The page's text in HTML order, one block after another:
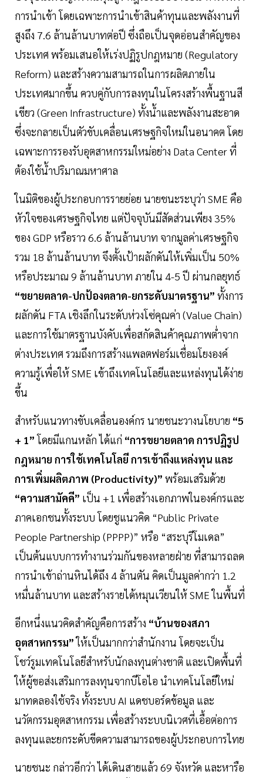
การนำเข้า โดยเฉพาะการนำเข้าสินค้าทุนและพลังงานที่
สูงถึง 7.6 ล้านล้านบาทต่อปี ซึ่งถือเป็นจุดอ่อนสำคัญของ
ประเทศ พร้อมเสนอให้เร่งปฏิรูปกฎหมาย (Regulatory
Reform) และสร้างความสามารถในการผลิตภายใน
ประเทศมากขึ้น ควบคู่กับการลงทุนในโครงสร้างพื้นฐานสี
เขียว (Green Infrastructure) ทั้งน้ำและพลังงานสะอาด
ซึ่งจะกลายเป็นตัวขับเคลื่อนเศรษฐกิจใหม่ในอนาคต โดย
เฉพาะการรองรับอุตสาหกรรมใหม่อย่าง Data Center ที่
ต้องใช้น้ำปริมาณมหาศาล
ในมิติของผู้ประกอบการรายย่อย นายชนะระบุว่า SME คือ
หัวใจของเศรษฐกิจไทย แต่ปัจจุบันมีสัดส่วนเพียง 35%
ของ GDP หรือราว 6.6 ล้านล้านบาท จากมูลค่าเศรษฐกิจ
รวม 18 ล้านล้านบาท จึงตั้งเป้าผลักดันให้เพิ่มเป็น 50%
หรือประมาณ 9 ล้านล้านบาท ภายใน 4-5 ปี ผ่านกลยุทธ์
“ขยายตลาด-ปกป้องตลาด-ยกระดับมาตรฐาน” ทั้งการ
ผลักดัน FTA เชิงลึกในระดับห่วงโซ่คุณค่า (Value Chain)
และการใช้มาตรฐานบังคับเพื่อสกัดสินค้าคุณภาพต่ำจาก
ต่างประเทศ รวมถึงการสร้างแพลตฟอร์มเชื่อมโยงองค์
ความรู้เพื่อให้ SME เข้าถึงเทคโนโลยีและแหล่งทุนได้ง่าย
ขึ้น
สำหรับแนวทางขับเคลื่อนองค์กร นายชนะวางนโยบาย “5
+ 1”โดยมีแกนหลัก ได้แก่ “การขยายตลาด การปฏิรูป
กฎหมาย การใช้เทคโนโลยี การเข้าถึงแหล่งทุน และ
การเพิ่มผลิตภาพ (Productivity)” พร้อมเสริมด้วย
“ความสามัคคี” เป็น +1 เพื่อสร้างเอกภาพในองค์กรและ
ภาคเอกชนทั้งระบบ โดยชูแนวคิด “Public Private
People Partnership (PPPP)” หรือ “สระบุรีโมเดล”
เป็นต้นแบบการทำงานร่วมกันของหลายฝ่าย ที่สามารถลด
การนำเข้าถ่านหินได้ถึง 4 ล้านตัน คิดเป็นมูลค่ากว่า 1.2
หมื่นล้านบาท และสร้างรายได้หมุนเวียนให้ SME ในพื้นที่
อีกหนึ่งแนวคิดสำคัญคือการสร้าง “บ้านของสภา
อุตสาหกรรม”ให้เป็นมากกว่าสำนักงาน โดยจะเป็น
โชว์รูมเทคโนโลยีสำหรับนักลงทุนต่างชาติ และเปิดพื้นที่
ให้ผู้ขอส่งเสริมการลงทุนจากบีโอไอ นำเทคโนโลยีใหม่
มาทดลองใช้จริง ทั้งระบบ AI แดชบอร์ดข้อมูล และ
นวัตกรรมอุตสาหกรรม เพื่อสร้างระบบนิเวศที่เอื้อต่อการ
ลงทุนและยกระดับขีดความสามารถของผู้ประกอบการไทย
นายชนะ กล่าวอีกว่า ได้เดินสายแล้ว 69 จังหวัด และหารือ